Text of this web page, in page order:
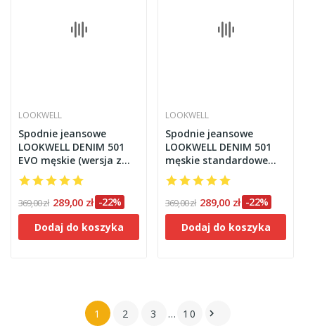
LOOKWELL
Spodnie jeansowe
LOOKWELL DENIM 501
EVO męskie (wersja z
krótszymi nogawkami)
369,00 zł 289,00 zł -22%
Dodaj do koszyka
LOOKWELL
Spodnie jeansowe
LOOKWELL DENIM 501
męskie standardowe
(regular) czarno-szare
369,00 zł 289,00 zł -22%
Dodaj do koszyka
1 2 3 … 10 